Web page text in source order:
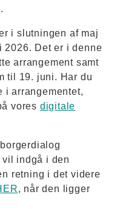
i slutningen af maj
2026. Det er i denne
arrangement samt
til 19. juni. Har du
i arrangementet,
vores digitale
vil indgå i den
retning i det videre
, når den ligger